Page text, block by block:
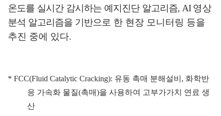
온도를 실시간 감시하는 예지진단 알고리즘, AI영상
분석 알고리즘을 기반으로 한 현장 모니터링 등을
추진 중에 있다.
* FCC(Fluid Catalytic Cracking): 유동 촉매 분해설비 , 화학반
응 가속화 물질(촉매)을 사용하여 고부가가치 연료 생
산